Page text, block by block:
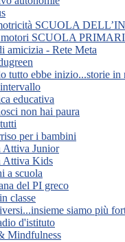
SCUOLA
SCUOLA
amicizia - Rete Meta
tutto ebbe inizio...storie in
educativa
non hai paura
per i bambini
Attiva Junior
Attiva Kids
a scuola
del PI greco
classe
siamo più
d'istituto
Mindfulness